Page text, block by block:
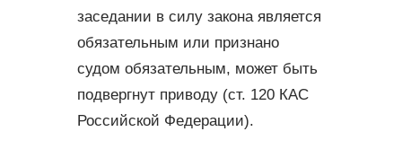
заседании в силу закона является
обязательным или признано
судом обязательным, может быть
подвергнут приводу (ст. 120 КАС
Российской Федерации).